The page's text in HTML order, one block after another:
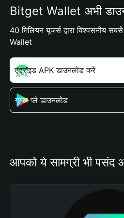
Bitget Wallet अभी
40 मिलियन यूजर्स द्वारा विश्वसनीय
Wallet
एंड्रॉइड APK डाउनलोड करें
गूगल प्ले डाउनलोड
आपको ये सामग्री भी पसंद